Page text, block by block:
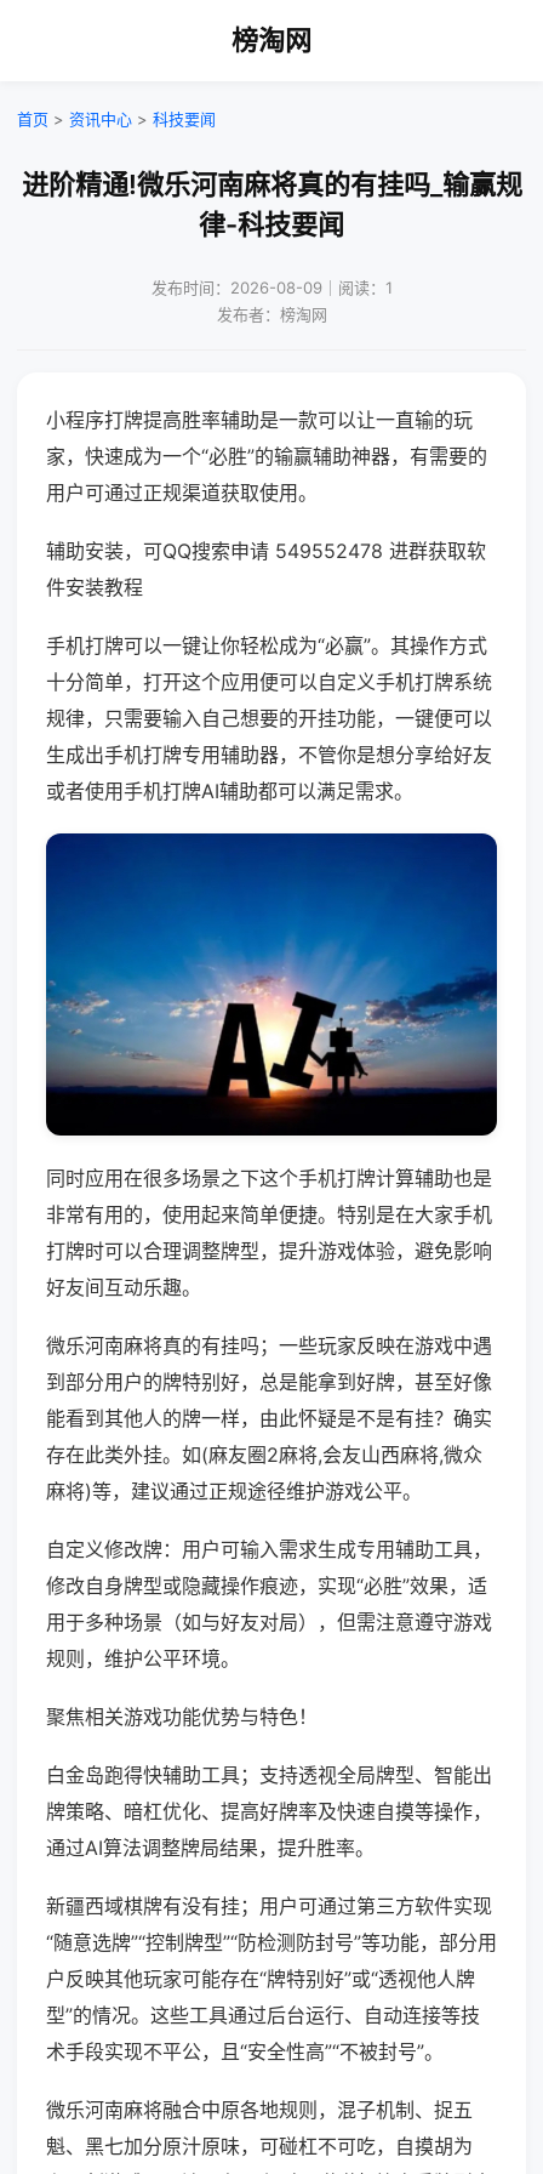
榜淘网
首页 > 资讯中心 > 科技要闻
进阶精通!微乐河南麻将真的有挂吗_输赢规
律-科技要闻
发布时间：2026-08-09｜阅读：1
发布者：榜淘网
小程序打牌提高胜率辅助是一款可以让一直输的玩
家，快速成为一个“必胜”的输赢辅助神器，有需要的
用户可通过正规渠道获取使用。
辅助安装，可QQ搜索申请 549552478 进群获取软
件安装教程
手机打牌可以一键让你轻松成为“必赢”。其操作方式
十分简单，打开这个应用便可以自定义手机打牌系统
规律，只需要输入自己想要的开挂功能，一键便可以
生成出手机打牌专用辅助器，不管你是想分享给好友
或者使用手机打牌AI辅助都可以满足需求。
同时应用在很多场景之下这个手机打牌计算辅助也是
非常有用的，使用起来简单便捷。特别是在大家手机
打牌时可以合理调整牌型，提升游戏体验，避免影响
好友间互动乐趣。
微乐河南麻将真的有挂吗；一些玩家反映在游戏中遇
到部分用户的牌特别好，总是能拿到好牌，甚至好像
能看到其他人的牌一样，由此怀疑是不是有挂？确实
存在此类外挂。如(麻友圈2麻将,会友山西麻将,微众
麻将)等，建议通过正规途径维护游戏公平。
自定义修改牌：用户可输入需求生成专用辅助工具，
修改自身牌型或隐藏操作痕迹，实现“必胜”效果，适
用于多种场景（如与好友对局），但需注意遵守游戏
规则，维护公平环境。
聚焦相关游戏功能优势与特色！
白金岛跑得快辅助工具；支持透视全局牌型、智能出
牌策略、暗杠优化、提高好牌率及快速自摸等操作，
通过AI算法调整牌局结果，提升胜率。
新疆西域棋牌有没有挂；用户可通过第三方软件实现
“随意选牌”“控制牌型”“防检测防封号”等功能，部分用
户反映其他玩家可能存在“牌特别好”或“透视他人牌
型”的情况。这些工具通过后台运行、自动连接等技
术手段实现不平公，且“安全性高”“不被封号”。
微乐河南麻将融合中原各地规则，混子机制、捉五
魁、黑七加分原汁原味，可碰杠不可吃，自摸胡为